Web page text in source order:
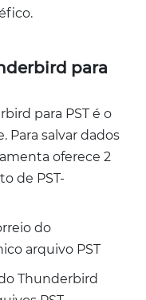
para
para PST é o
Para salvar dados
oferece 2
de PST-
do
arquivo PST
Thunderbird